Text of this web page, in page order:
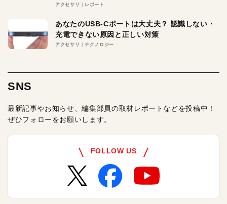
アクセサリ レポート
あなたのUSB-Cポートは大丈夫？ 認識しない・
充電できない原因と正しい対策
アクセサリ テクノロジー
SNS
最新記事やお知らせ、編集部員の取材レポートなどを投稿中！
ぜひフォローをお願いします。
FOLLOW US